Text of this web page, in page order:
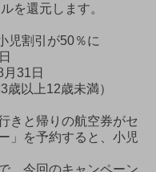
を還元します。
児割引が50％に
31日
以上12歳未満）
きと帰りの航空券がセ
」を予約すると、小児
、今回のキャンペーン